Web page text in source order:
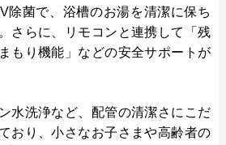
除菌で、浴槽のお湯を清潔に保ち
さらに、リモコンと連携して「残
もり機能」などの安全サポートが
水洗浄など、配管の清潔さにこだ
おり、小さなお子さまや高齢者の